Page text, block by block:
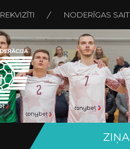
REKVIZĪTI NODERĪGAS